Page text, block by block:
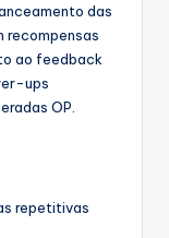
das
recompensas
ao feedback
ups
OP.
repetitivas